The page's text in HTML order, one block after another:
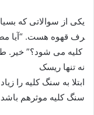
یکی از سوالاتی که
رف قهوه هست. “آیا
کلیه می شود؟” خیر.
نه تنها ریسک‌
ابتلا به سنگ کلیه را
سنگ کلیه موثرهم